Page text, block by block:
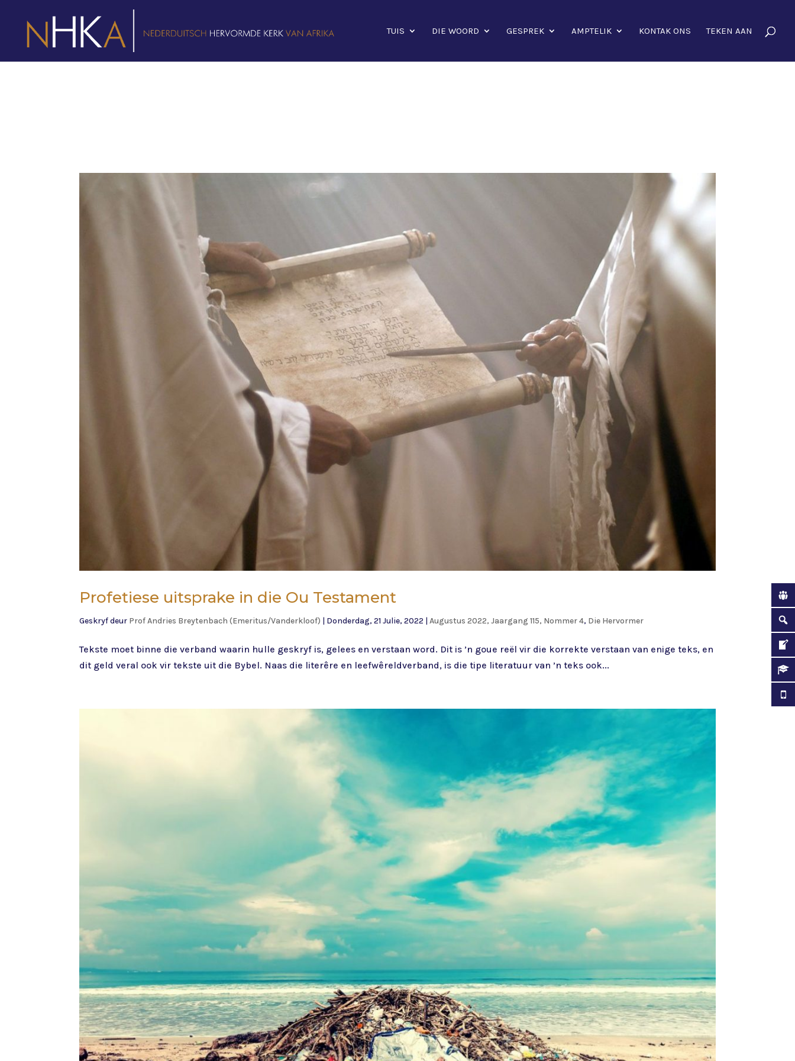
TUIS DIE WOORD GESPREK AMPTELIK KONTAK ONS TEKEN AAN
Profetiese uitsprake in die Ou Testament
Geskryf deur Prof Andries Breytenbach (Emeritus/Vanderkloof) | Donderdag, 21 Julie, 2022 |Augustus 2022, Jaargang 115, Nommer 4, Die Hervormer
Tekste moet binne die verband waarin hulle geskryf is, gelees en verstaan word. Dit is ’n goue reël vir die korrekte verstaan van enige teks, en
dit geld veral ook vir tekste uit die Bybel. Naas die literêre en leefwêreldverband, is die tipe literatuur van ’n teks ook...